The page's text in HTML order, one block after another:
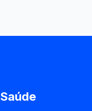
Saúde